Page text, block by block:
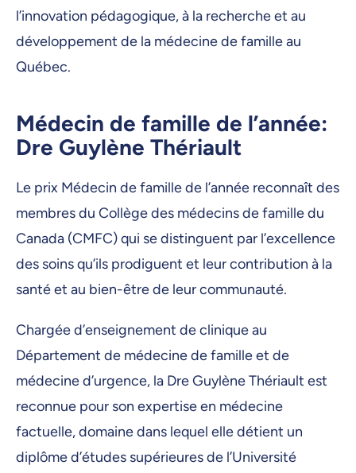
l’innovation pédagogique, à la recherche et au
développement de la médecine de famille au
Québec.
Médecin de famille de l’année:
Dre Guylène Thériault
Le prix Médecin de famille de l’année reconnaît des
membres du Collège des médecins de famille du
Canada (CMFC) qui se distinguent par l’excellence
des soins qu’ils prodiguent et leur contribution à la
santé et au bien-être de leur communauté.
Chargée d’enseignement de clinique au
Département de médecine de famille et de
médecine d’urgence, la Dre Guylène Thériault est
reconnue pour son expertise en médecine
factuelle, domaine dans lequel elle détient un
diplôme d’études supérieures de l’Université